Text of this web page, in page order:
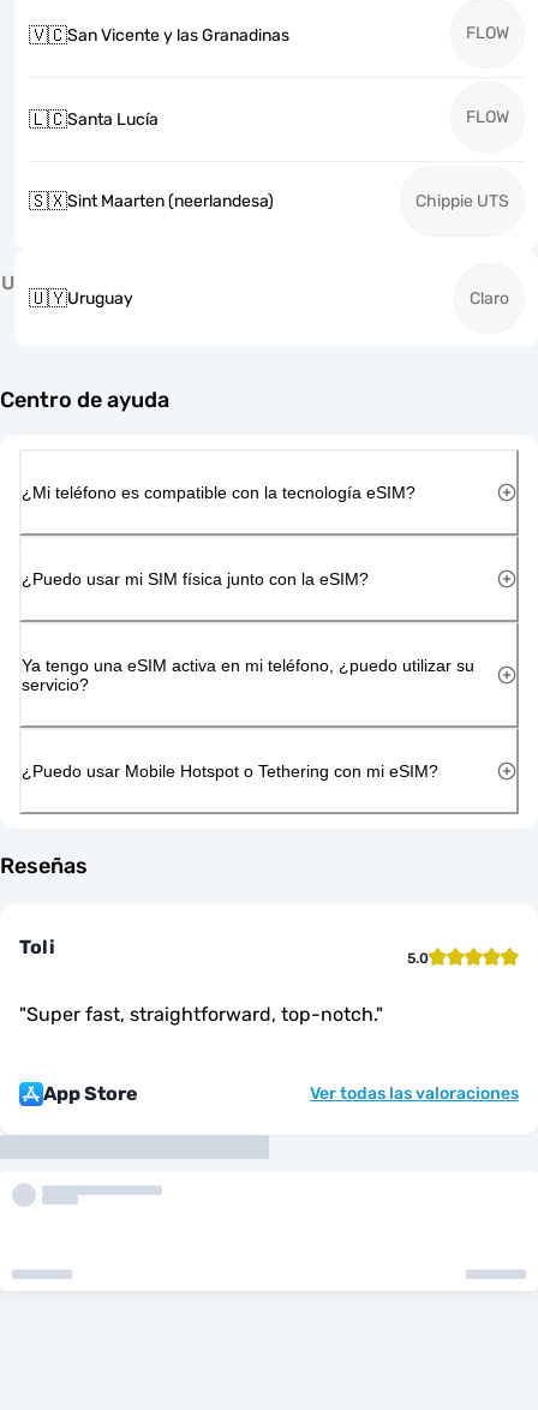
🇻🇨San Vicente y las Granadinas FLOW
🇱🇨Santa Lucía FLOW
🇸🇽Sint Maarten (neerlandesa) Chippie UTS
U
🇺🇾Uruguay Claro
Centro de ayuda
¿Mi teléfono es compatible con la tecnología eSIM?
¿Puedo usar mi SIM física junto con la eSIM?
Ya tengo una eSIM activa en mi teléfono, ¿puedo utilizar su
servicio?
¿Puedo usar Mobile Hotspot o Tethering con mi eSIM?
Reseñas
Toli 5.0
"Super fast, straightforward, top-notch."
App Store Ver todas las valoraciones